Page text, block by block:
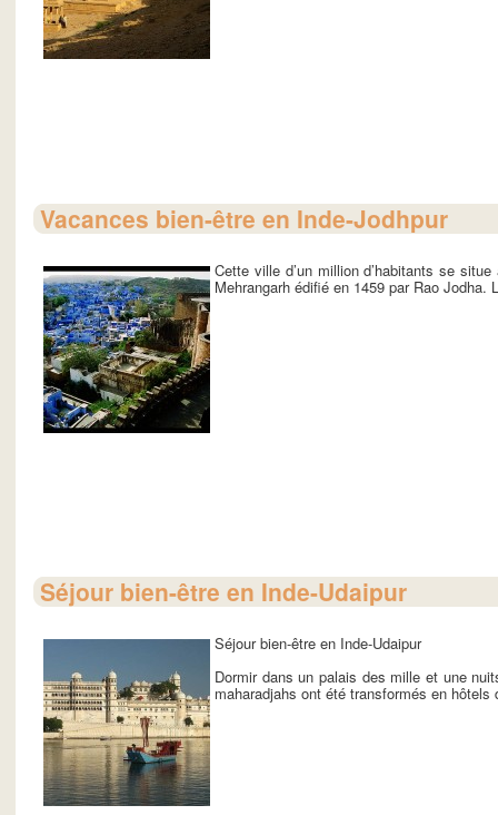
Vacances bien-être en Inde-Jodhpur
Cette ville d’un million d’habitants se
Mehrangarh édifié en 1459 par Rao
Séjour bien-être en Inde-Udaipur
Séjour bien-être en Inde-Udaipur
Dormir dans un palais des mille et une
maharadjahs ont été transformés en